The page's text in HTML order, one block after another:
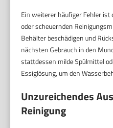
Ein weiterer häufiger Fehler
oder scheuernden
Behälter beschädigen und
nächsten Gebrauch in den
stattdessen milde Spülmittel
Essiglösung, um den
Unzureichendes
Reinigung